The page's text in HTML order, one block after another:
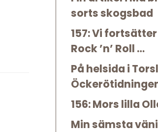
sorts skogsbad
157: Vi
Rock ’n’ Roll …
På helsida i
156: Mors lilla
Min sämsta